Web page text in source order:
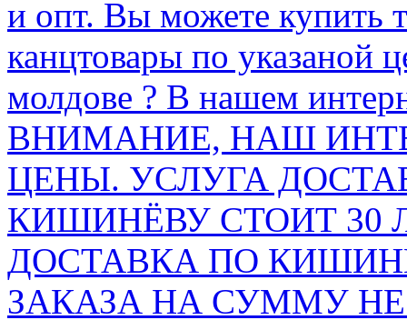
и опт. Вы можете купить
канцтовары по указаной
молдове ? В нашем
ВНИМАНИЕ, НАШ
ЦЕНЫ. УСЛУГА
КИШИНЁВУ СТОИТ 30
ДОСТАВКА ПО
ЗАКАЗА НА СУММУ НЕ